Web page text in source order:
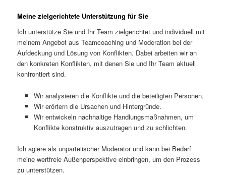
Meine zielgerichtete Unterstützung für Sie
Ich unterstütze Sie und Ihr Team zielgerichtet und individuell mit
meinem Angebot aus Teamcoaching und Moderation bei der
Aufdeckung und Lösung von Konflikten. Dabei arbeiten wir an
den konkreten Konflikten, mit denen Sie und Ihr Team aktuell
konfrontiert sind.
Wir analysieren die Konflikte und die beteiligten Personen.
Wir erörtern die Ursachen und Hintergründe.
Wir entwickeln nachhaltige Handlungsmaßnahmen, um
Konflikte konstruktiv auszutragen und zu schlichten.
Ich agiere als unparteiischer Moderator und kann bei Bedarf
meine wertfreie Außenperspektive einbringen, um den Prozess
zu unterstützen.